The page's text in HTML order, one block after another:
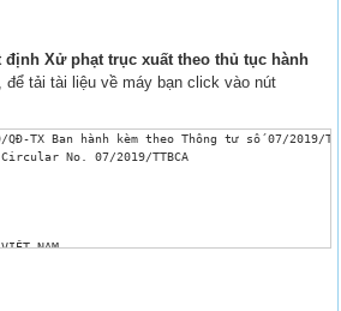
định Xử phạt trục xuất theo thủ tục hành
, để tải tài liệu về máy bạn click vào nút
QĐ-TX Ban hành kèm theo Thông tư số 07/2019/
No. 07/2019/TTBCA
NAM